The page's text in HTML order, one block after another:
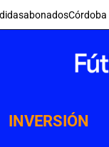
abonadosCórdoba
INVERSIÓN